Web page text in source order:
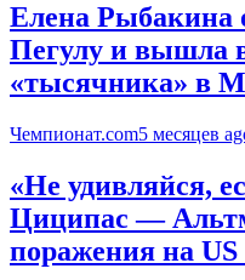
Елена Рыбакина
Пегулу и вышла
«тысячника» в
Чемпионат.com5 месяцев
«Не удивляйся,
Циципас —
поражения на US